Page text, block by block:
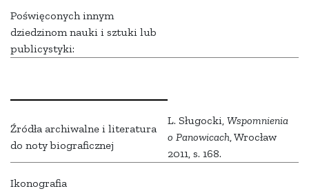
Poświęconych innym
dziedzinom nauki i sztuki lub
publicystyki:
Źródła archiwalne i literatura
do noty biograficznej
L. Sługocki, Wspomnienia
o Panowicach, Wrocław
2011, s. 168.
Ikonografia